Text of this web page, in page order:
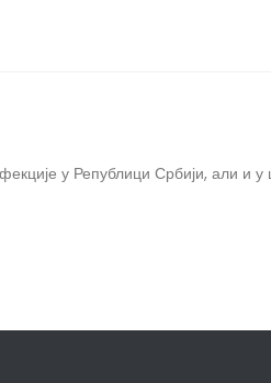
у Републици Србији, али и у